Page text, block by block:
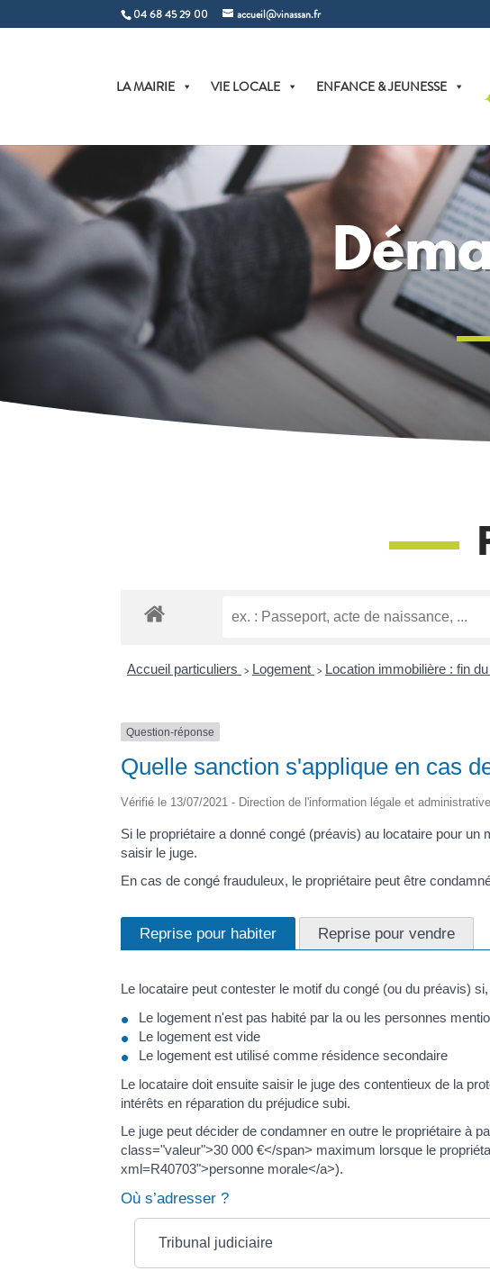
04 68 45 29 00 accueil@vinassan.fr
LA MAIRIE VIE LOCALE ENFANCE & JEUNESSE
Accueil particuliers > Logement > Location immobilière : fin
Question-réponse
Quelle sanction s'applique en cas
Vérifié le 13/07/2021 - Direction de l'information légale et
Si le propriétaire a donné congé (préavis) au locataire pour
saisir le juge.
En cas de congé frauduleux, le propriétaire peut être
Reprise pour habiter Reprise pour vendre
Le locataire peut contester le motif du congé (ou du préavis)
Le logement n'est pas habité par la ou les personnes
Le logement est vide
Le logement est utilisé comme résidence secondaire
Le locataire doit ensuite saisir le juge des contentieux de la
intérêts en réparation du préjudice subi.
Le juge peut décider de condamner en outre le propriétaire à
class="valeur">30 000 €</span> maximum lorsque le
xml=R40703">personne morale</a>).
Où s’adresser ?
Tribunal judiciaire